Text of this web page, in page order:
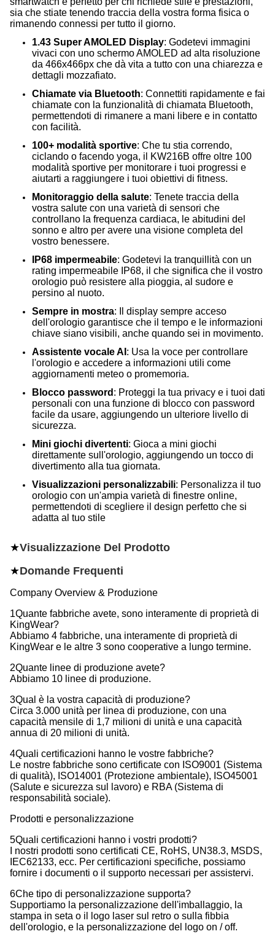
sia che stiate tenendo traccia della vostra forma fisica o
rimanendo connessi per tutto il giorno.
1.43 Super AMOLED Display: Godetevi immagini
vivaci con uno schermo AMOLED ad alta risoluzione
da 466x466px che dà vita a tutto con una chiarezza e
dettagli mozzafiato.
Chiamate via Bluetooth: Connettiti rapidamente e fai
chiamate con la funzionalità di chiamata Bluetooth,
permettendoti di rimanere a mani libere e in contatto
con facilità.
100+ modalità sportive: Che tu stia correndo,
ciclando o facendo yoga, il KW216B offre oltre 100
modalità sportive per monitorare i tuoi progressi e
aiutarti a raggiungere i tuoi obiettivi di fitness.
Monitoraggio della salute: Tenete traccia della
vostra salute con una varietà di sensori che
controllano la frequenza cardiaca, le abitudini del
sonno e altro per avere una visione completa del
vostro benessere.
IP68 impermeabile: Godetevi la tranquillità con un
rating impermeabile IP68, il che significa che il vostro
orologio può resistere alla pioggia, al sudore e
persino al nuoto.
Sempre in mostra: Il display sempre acceso
dell'orologio garantisce che il tempo e le informazioni
chiave siano visibili, anche quando sei in movimento.
Assistente vocale AI : Usa la voce per controllare
l'orologio e accedere a informazioni utili come
aggiornamenti meteo o promemoria.
Blocco password : Proteggi la tua privacy e i tuoi dati
personali con una funzione di blocco con password
facile da usare, aggiungendo un ulteriore livello di
sicurezza.
Mini giochi divertenti: Gioca a mini giochi
direttamente sull'orologio, aggiungendo un tocco di
divertimento alla tua giornata.
Visualizzazioni personalizzabili: Personalizza il tuo
orologio con un'ampia varietà di finestre online,
permettendoti di scegliere il design perfetto che si
adatta al tuo stile
★Visualizzazione Del Prodotto
★Domande Frequenti
Company Overview & Produzione
1Quante fabbriche avete, sono interamente di proprietà di
KingWear?
Abbiamo 4 fabbriche, una interamente di proprietà di
KingWear e le altre 3 sono cooperative a lungo termine.
2Quante linee di produzione avete?
Abbiamo 10 linee di produzione.
3Qual è la vostra capacità di produzione?
Circa 3.000 unità per linea di produzione, con una
capacità mensile di 1,7 milioni di unità e una capacità
annua di 20 milioni di unità.
4Quali certificazioni hanno le vostre fabbriche?
Le nostre fabbriche sono certificate con ISO9001 (Sistema
di qualità), ISO14001 (Protezione ambientale), ISO45001
(Salute e sicurezza sul lavoro) e RBA (Sistema di
responsabilità sociale).
Prodotti e personalizzazione
5Quali certificazioni hanno i vostri prodotti?
I nostri prodotti sono certificati CE, RoHS, UN38.3, MSDS,
IEC62133, ecc. Per certificazioni specifiche, possiamo
fornire i documenti o il supporto necessari per assistervi.
6Che tipo di personalizzazione supporta?
Supportiamo la personalizzazione dell'imballaggio, la
stampa in seta o il logo laser sul retro o sulla fibbia
dell'orologio, e la personalizzazione del logo on / off.